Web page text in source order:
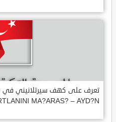
تعرف على كهف سيرتلانيني في
MA?ARAS? – AYD?N